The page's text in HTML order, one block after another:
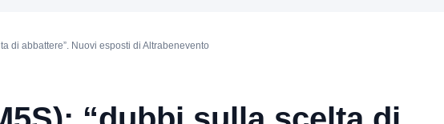
di abbattere”. Nuovi esposti di Altrabenevento